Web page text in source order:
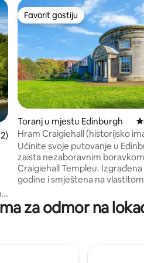
ocjena: 4,91 od 5, recenzija: 142
Favorit gostiju
Favorit gostiju
Toranj u mjestu Edinburgh
Hram Craigiehall (historijsko
izgrađeno 1759.)
Učinite svoje putovanje u
zaista nezaboravnim
Craigiehall Templeu. Izgrađena
godine i smještena na
uvrštena je u kategoriju A zbog
zadivljujućeg portikusa koji
sretno dok možete među
za odmor na